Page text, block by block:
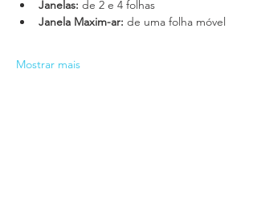
Janelas: de 2 e 4 folhas
Janela Maxim-ar: de uma folha móvel
Mostrar mais